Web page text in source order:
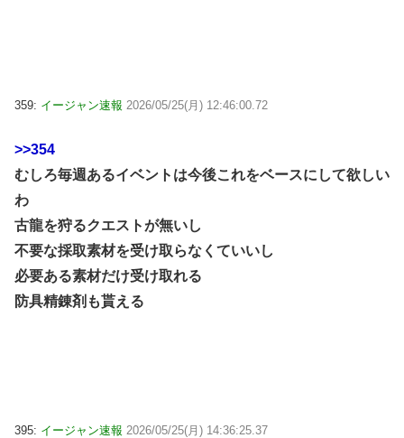
359: イージャン速報 2026/05/25(月) 12:46:00.72
>>354
むしろ毎週あるイベントは今後これをベースにして欲しい
わ
古龍を狩るクエストが無いし
不要な採取素材を受け取らなくていいし
必要ある素材だけ受け取れる
防具精錬剤も貰える
395: イージャン速報 2026/05/25(月) 14:36:25.37